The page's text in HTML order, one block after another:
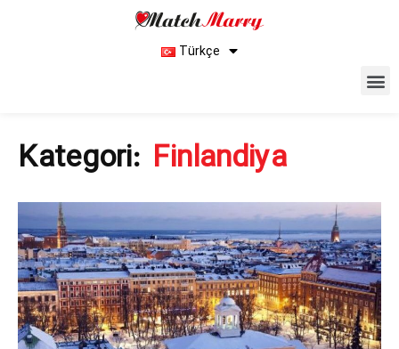
Türkçe
Kategori: Finlandiya